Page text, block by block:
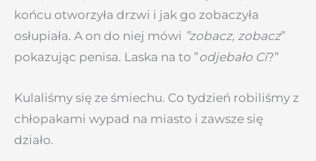
końcu otworzyła drzwi i jak go zobaczyła
osłupiała. A on do niej mówi ”zobacz, zobacz”
pokazując penisa. Laska na to ”odjebało Ci?”
Kulaliśmy się ze śmiechu. Co tydzień robiliśmy z
chłopakami wypad na miasto i zawsze się
działo.